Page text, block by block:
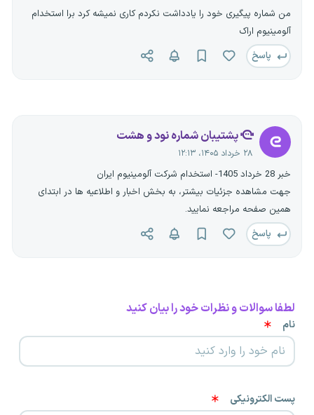
من شماره پیگیری خود را یادداشت نکردم کاری نمیشه کرد برا استخدام
آلومینیوم اراک
پاسخ
پشتیبان شماره نود و هشت
۲۸ خرداد ۱۴۰۵، ۱۲:۱۳
خبر 28 خرداد 1405- استخدام شرکت آلومینیوم ایران
جهت مشاهده جزئیات بیشتر، به بخش اخبار و اطلاعیه ها در ابتدای
همین صفحه مراجعه نمایید.
پاسخ
لطفا سوالات و نظرات خود را بیان کنید
نام
پست الکترونیکی